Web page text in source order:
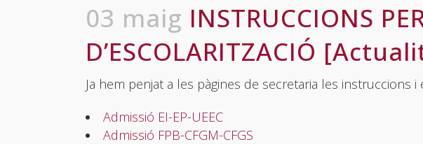
03 maig INSTRUCCIONS
D’ESCOLARITZACIÓ
Ja hem penjat a les pàgines de secretaria les
Admissió EI-EP-UEEC
Admissió FPB-CFGM-CFGS